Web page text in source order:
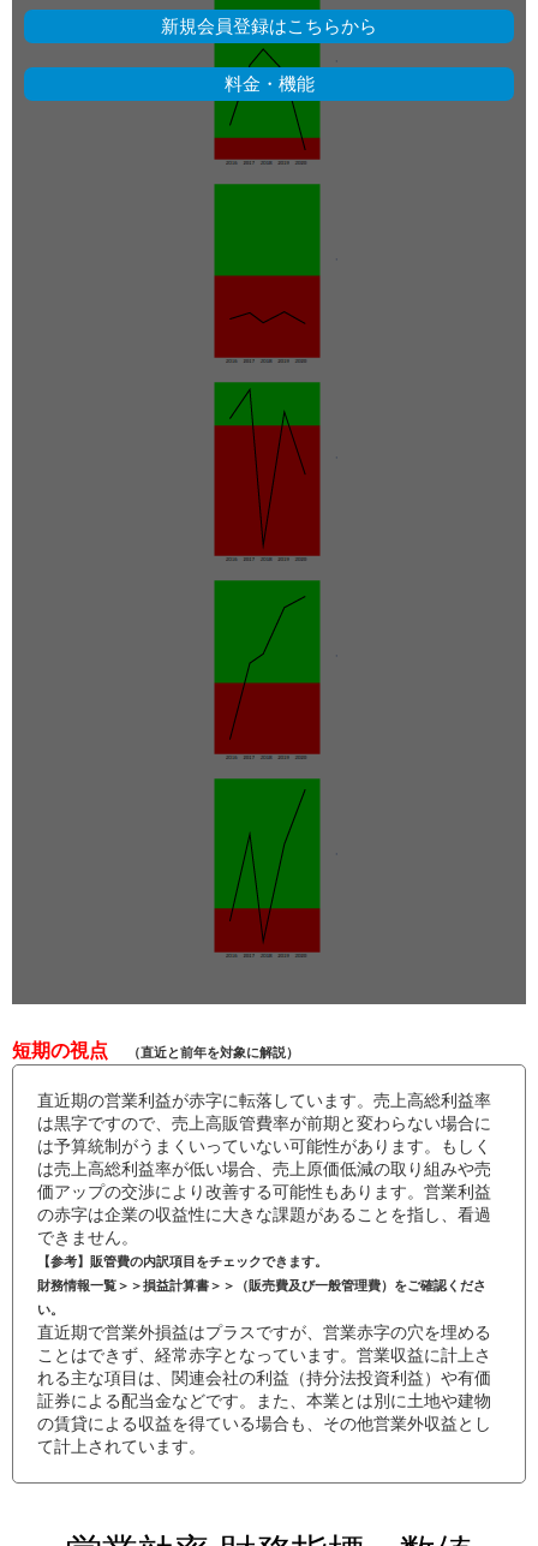
新規会員登録はこちらから
料金・機能
短期の視点 （直近と前年を対象に解説）
直近期の営業利益が赤字に転落しています。売上高総利益率
は黒字ですので、売上高販管費率が前期と変わらない場合に
は予算統制がうまくいっていない可能性があります。もしく
は売上高総利益率が低い場合、売上原価低減の取り組みや売
価アップの交渉により改善する可能性もあります。営業利益
の赤字は企業の収益性に大きな課題があることを指し、看過
できません。
【参考】販管費の内訳項目をチェックできます。
財務情報一覧＞＞損益計算書＞＞（販売費及び一般管理費）をご確認くださ
い。
直近期で営業外損益はプラスですが、営業赤字の穴を埋める
ことはできず、経常赤字となっています。営業収益に計上さ
れる主な項目は、関連会社の利益（持分法投資利益）や有価
証券による配当金などです。また、本業とは別に土地や建物
の賃貸による収益を得ている場合も、その他営業外収益とし
て計上されています。